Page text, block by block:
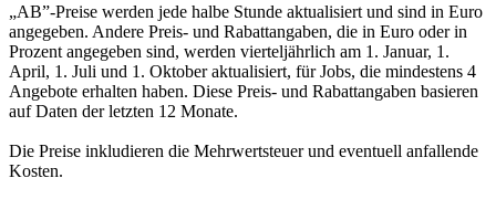
„AB”-Preise werden jede halbe Stunde aktualisiert und sind in Euro
angegeben. Andere Preis- und Rabattangaben, die in Euro oder in
Prozent angegeben sind, werden vierteljährlich am 1. Januar, 1.
April, 1. Juli und 1. Oktober aktualisiert, für Jobs, die mindestens 4
Angebote erhalten haben. Diese Preis- und Rabattangaben basieren
auf Daten der letzten 12 Monate.
Die Preise inkludieren die Mehrwertsteuer und eventuell anfallende
Kosten.